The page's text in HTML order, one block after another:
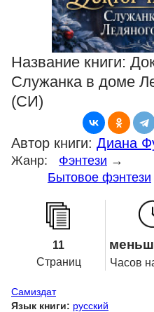
Название книги:
Служанка в доме
(СИ)
Автор книги: Диана
Жанр: Фэнтези →
Бытовое фэнтези
11
Страниц
Часов
Самиздат
Язык книги: русский